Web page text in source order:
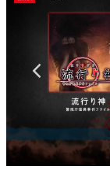
です
ゲ
「経
の起
イニ
カテゴ
特集記事